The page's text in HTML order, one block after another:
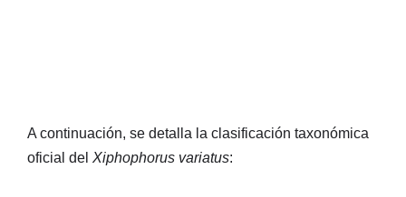
A continuación, se detalla la clasificación taxonómica
oficial del Xiphophorus variatus: